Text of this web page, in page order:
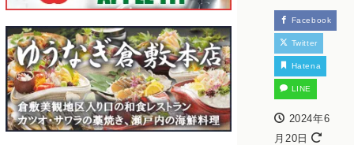
Facebook
Twitter
Hatena
LINE
2024年6
月20日